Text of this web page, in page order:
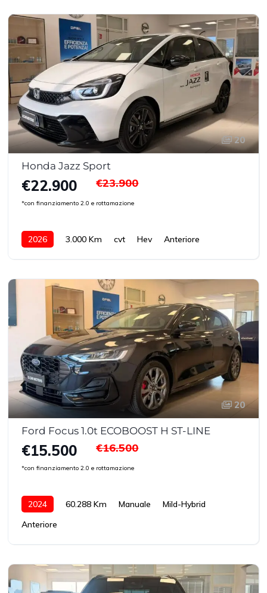
20
Honda Jazz Sport
€22.900
*con finanziamento 2.0 e rottamazione
€23.900
2026 3.000 Km cvt Hev Anteriore
20
Ford Focus 1.0t ECOBOOST H ST-LINE
€15.500
*con finanziamento 2.0 e rottamazione
€16.500
2024 60.288 Km Manuale
Mild-Hybrid
Anteriore